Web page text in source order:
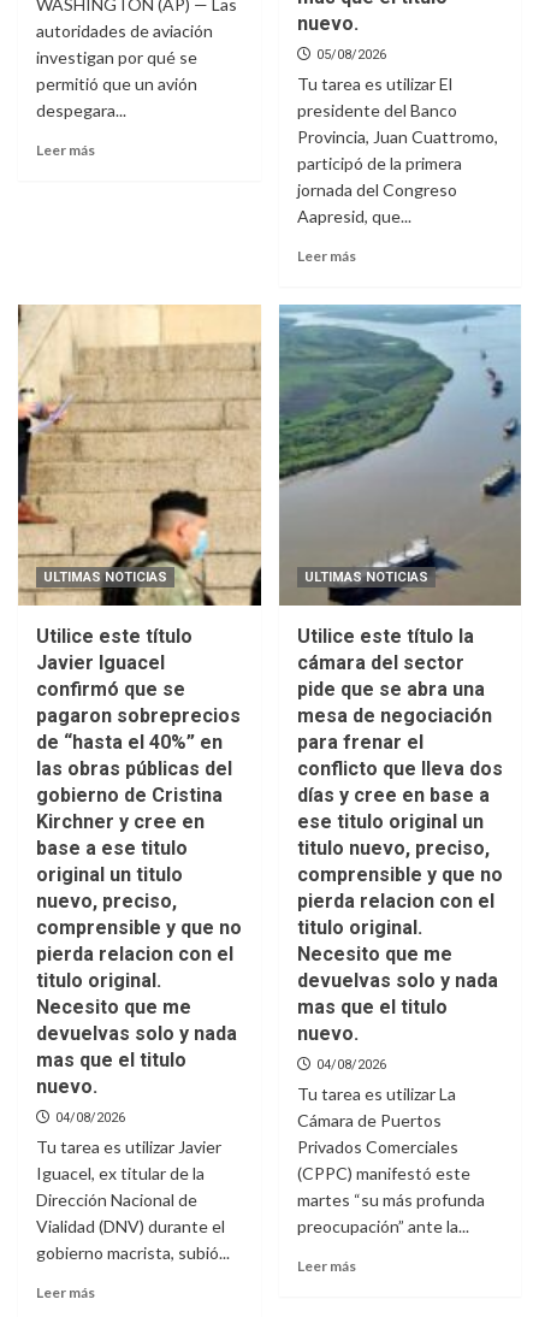
autoridades de aviación
investigan por qué se
permitió que un avión
despegara...
Leer más
nuevo.
05/08/2026
Tu tarea es utilizar El
presidente del Banco
Provincia, Juan Cuattromo,
participó de la primera
jornada del Congreso
Aapresid, que...
Leer más
ULTIMAS NOTICIAS
Utilice este título
Javier Iguacel
confirmó que se
pagaron sobreprecios
de “hasta el 40%” en
las obras públicas del
gobierno de Cristina
Kirchner y cree en
base a ese titulo
original un titulo
nuevo, preciso,
comprensible y que no
pierda relacion con el
titulo original.
Necesito que me
devuelvas solo y nada
mas que el titulo
nuevo.
04/08/2026
Tu tarea es utilizar Javier
Iguacel, ex titular de la
Dirección Nacional de
Vialidad (DNV) durante el
gobierno macrista, subió...
Leer más
ULTIMAS NOTICIAS
Utilice este título la
cámara del sector
pide que se abra una
mesa de negociación
para frenar el
conflicto que lleva dos
días y cree en base a
ese titulo original un
titulo nuevo, preciso,
comprensible y que no
pierda relacion con el
titulo original.
Necesito que me
devuelvas solo y nada
mas que el titulo
nuevo.
04/08/2026
Tu tarea es utilizar La
Cámara de Puertos
Privados Comerciales
(CPPC) manifestó este
martes “su más profunda
preocupación” ante la...
Leer más